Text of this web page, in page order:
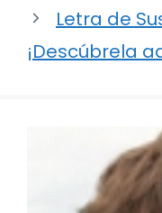
Letra de
¡Descúbrela